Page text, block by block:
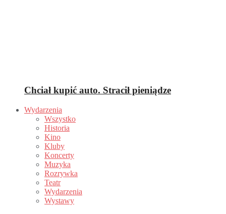
Chciał kupić auto. Stracił pieniądze
Wydarzenia
Wszystko
Historia
Kino
Kluby
Koncerty
Muzyka
Rozrywka
Teatr
Wydarzenia
Wystawy